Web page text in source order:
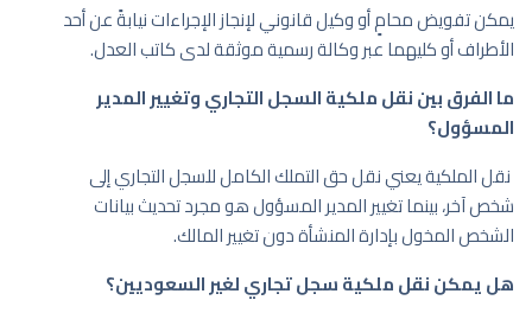
يمكن تفويض محامٍ أو وكيل قانوني لإنجاز الإجراءات نيابةً عن أحد
الأطراف أو كليهما عبر وكالة رسمية موثقة لدى كاتب العدل.
ما الفرق بين نقل ملكية السجل التجاري وتغيير المدير
المسؤول؟
نقل الملكية يعني نقل حق التملك الكامل للسجل التجاري إلى
شخص آخر، بينما تغيير المدير المسؤول هو مجرد تحديث بيانات
الشخص المخول بإدارة المنشأة دون تغيير المالك.
هل يمكن نقل ملكية سجل تجاري لغير السعوديين؟